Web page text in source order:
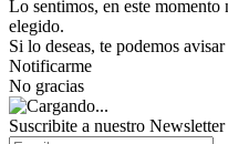
Lo sentimos, en este
elegido.
Si lo deseas, te podemos
Notificarme
No gracias
Suscribite a nuestro Newsletter